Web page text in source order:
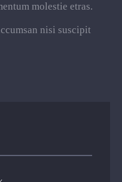
molestie etras.
nisi suscipit